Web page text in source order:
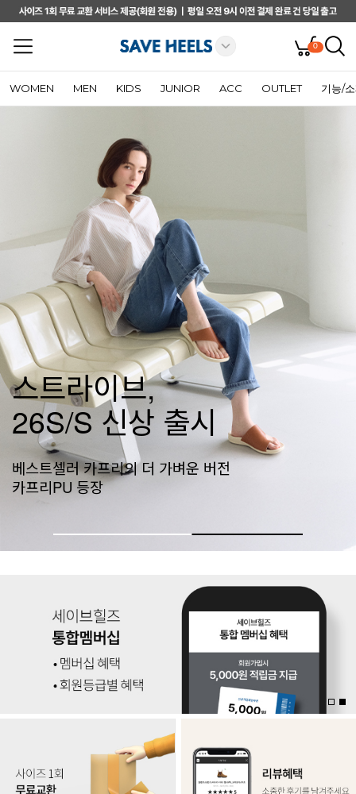
0
WOMEN MEN KIDS JUNIOR ACC OUTLET 기능/
네이티브 신상공개
가벼움의 기준, 네이티브